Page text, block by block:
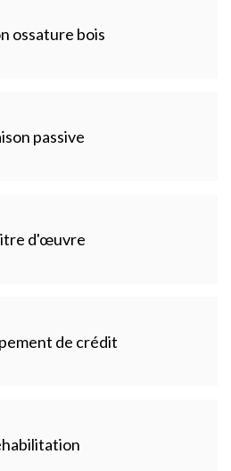
ossature bois
passive
d'œuvre
de crédit